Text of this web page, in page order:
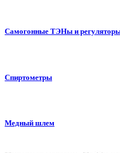
Самогонные ТЭНы и
Спиртометры
Медный шлем